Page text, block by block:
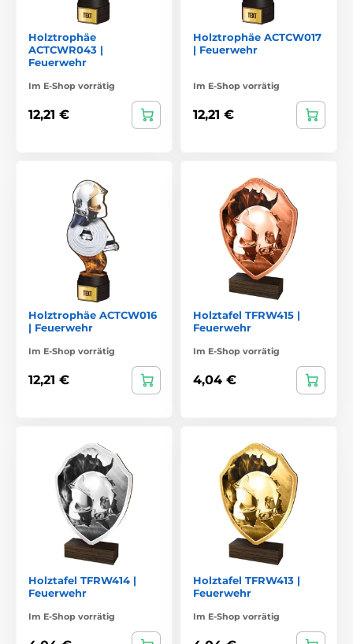
Holztrophäe
ACTCWR043 |
Feuerwehr
Im E-Shop vorrätig
12,21 €
Holztrophäe ACTCW017
| Feuerwehr
Im E-Shop vorrätig
12,21 €
Holztrophäe ACTCW016
| Feuerwehr
Im E-Shop vorrätig
12,21 €
Holztafel TFRW415 |
Feuerwehr
Im E-Shop vorrätig
4,04 €
Holztafel TFRW414 |
Feuerwehr
Im E-Shop vorrätig
Holztafel TFRW413 |
Feuerwehr
Im E-Shop vorrätig